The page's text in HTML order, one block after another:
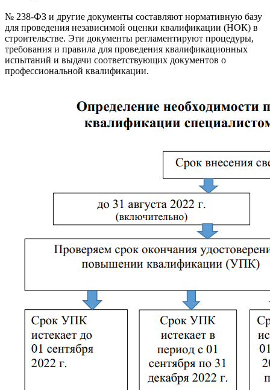
№ 238-ФЗ и другие документы составляют нормативную базу
для проведения независимой оценки квалификации (НОК) в
строительстве. Эти документы регламентируют процедуры,
требования и правила для проведения квалификационных
испытаний и выдачи соответствующих документов о
профессиональной квалификации.